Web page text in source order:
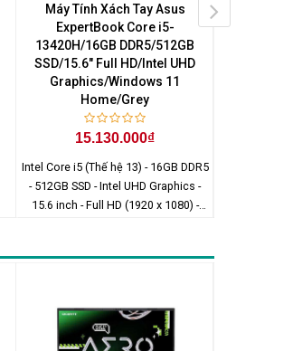
Máy Tính Xách Tay Asus
ExpertBook Core i5-
13420H/16GB DDR5/512GB
SSD/15.6" Full HD/Intel UHD
Graphics/Windows 11
Home/Grey
15.130.000₫
Intel Core i5 (Thế hệ 13) - 16GB DDR5
- 512GB SSD - Intel UHD Graphics -
15.6 inch - Full HD (1920 x 1080) -